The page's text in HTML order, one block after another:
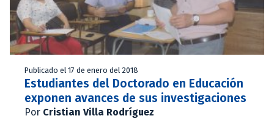
Publicado el 17 de enero del 2018
Estudiantes del Doctorado en Educación
exponen avances de sus investigaciones
Por Cristian Villa Rodríguez